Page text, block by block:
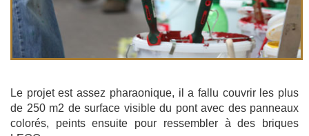
Le projet est assez pharaonique, il a fallu couvrir les plus
de 250 m2 de surface visible du pont avec des panneaux
colorés, peints ensuite pour ressembler à des briques